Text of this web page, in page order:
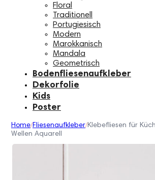
Floral
Traditionell
Portugiesisch
Modern
Marokkanisch
Mandala
Geometrisch
Bodenfliesenaufkleber
Dekorfolie
Kids
Poster
Home/Fliesenaufkleber/Klebefliesen für
Wellen Aquarell